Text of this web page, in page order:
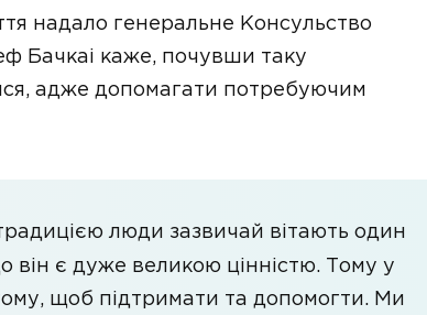
надало генеральне Консульство
Бачкаі каже, почувши таку
адже допомагати потребуючим
люди зазвичай вітають один
він є дуже великою цінністю. Тому у
щоб підтримати та допомогти. Ми